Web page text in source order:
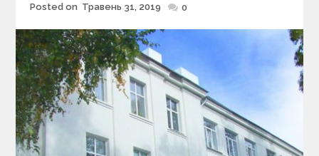
Posted
Posted on Травень 31, 2019 0